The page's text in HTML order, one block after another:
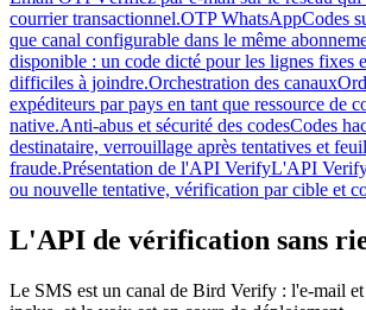
courrier transactionnel.OTP WhatsAppCodes
que canal configurable dans le même
disponible : un code dicté pour les lignes fixes
difficiles à joindre.Orchestration des canaux
expéditeurs par pays en tant que ressource de
native.Anti-abus et sécurité des codesCodes
destinataire, verrouillage après tentatives et
fraude.Présentation de l'API VerifyL'API
ou nouvelle tentative, vérification par cible et
L'API de vérification sans
Le SMS est un canal de Bird Verify : l'e-mail